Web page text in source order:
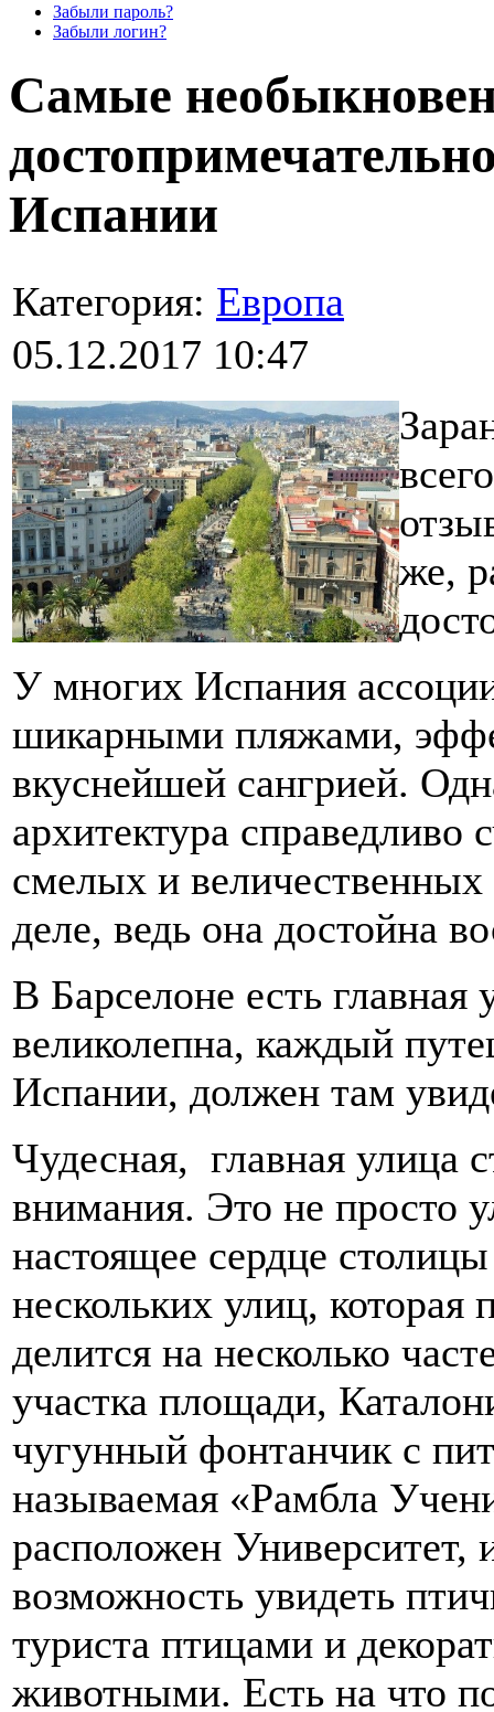
Забыли пароль?
Забыли логин?
Самые
Испании
Категория: Европа
05.12.2017 10:47
же,
У многих Испания
шикарными пляжами,
вкуснейшей сангрией.
архитектура справедливо
смелых и
деле, ведь она достойна
В Барселоне есть
великолепна, каждый
Испании, должен там
Чудесная, главная улица
внимания. Это не просто
настоящее сердце
нескольких улиц, которая
делится на несколько
участка площади,
чугунный фонтанчик с
называемая «Рамбла
расположен Университет,
возможность увидеть
туриста птицами и
животными. Есть на что